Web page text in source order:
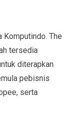
Komputindo. The
tersedia
diterapkan
pebisnis
serta